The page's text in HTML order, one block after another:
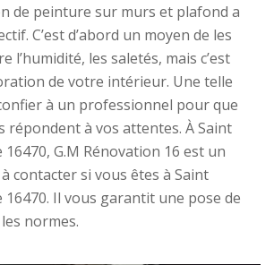
de peinture sur murs et plafond a
C’est d’abord un moyen de les
l’humidité, les saletés, mais c’est
de votre intérieur. Une telle
à un professionnel pour que
répondent à vos attentes. À Saint
16470, G.M Rénovation 16 est un
contacter si vous êtes à Saint
16470. Il vous garantit une pose de
normes.